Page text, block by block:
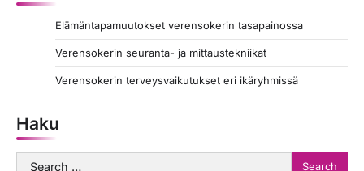
Elämäntapamuutokset verensokerin tasapainossa
Verensokerin seuranta- ja mittaustekniikat
Verensokerin terveysvaikutukset eri ikäryhmissä
Haku
Search